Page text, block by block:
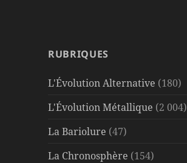
RUBRIQUES
L'Évolution Alternative (180)
L'Évolution Métallique (2 004)
La Bariolure (47)
La Chronosphère (154)